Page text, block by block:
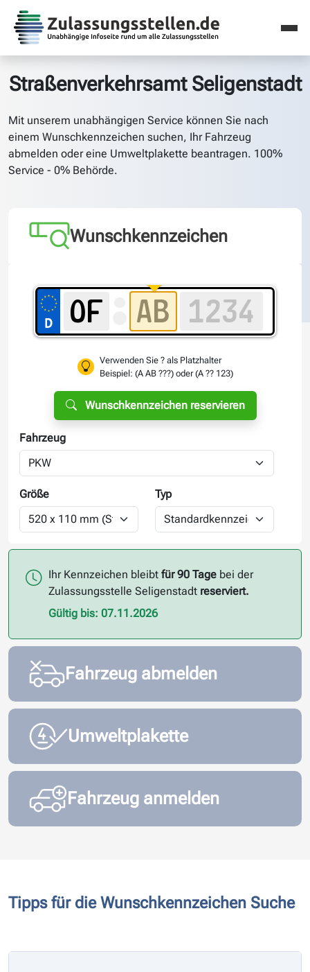
Straßenverkehrsamt Seligenstadt
Mit unserem unabhängigen Service können Sie nach
einem Wunschkennzeichen suchen, Ihr Fahrzeug
abmelden oder eine Umweltplakette beantragen. 100%
Service - 0% Behörde.
Wunschkennzeichen
Verwenden Sie ? als Platzhalter
Beispiel: (A AB ???) oder (A ?? 123)
Wunschkennzeichen reservieren
Fahrzeug
Größe Typ
Ihr Kennzeichen bleibtfür 90 Tage bei der
Zulassungsstelle Seligenstadt reserviert.
Gültig bis: 07.11.2026
Fahrzeug abmelden
Umweltplakette
Fahrzeug anmelden
Tipps für die Wunschkennzeichen Suche